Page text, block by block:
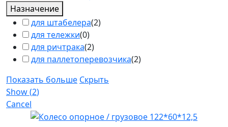
Назначение
для штабелера(2)
для тележки(0)
для ричтрака(2)
для паллетоперевозчика(2)
Показать больше Скрыть
Show(2)
Cancel